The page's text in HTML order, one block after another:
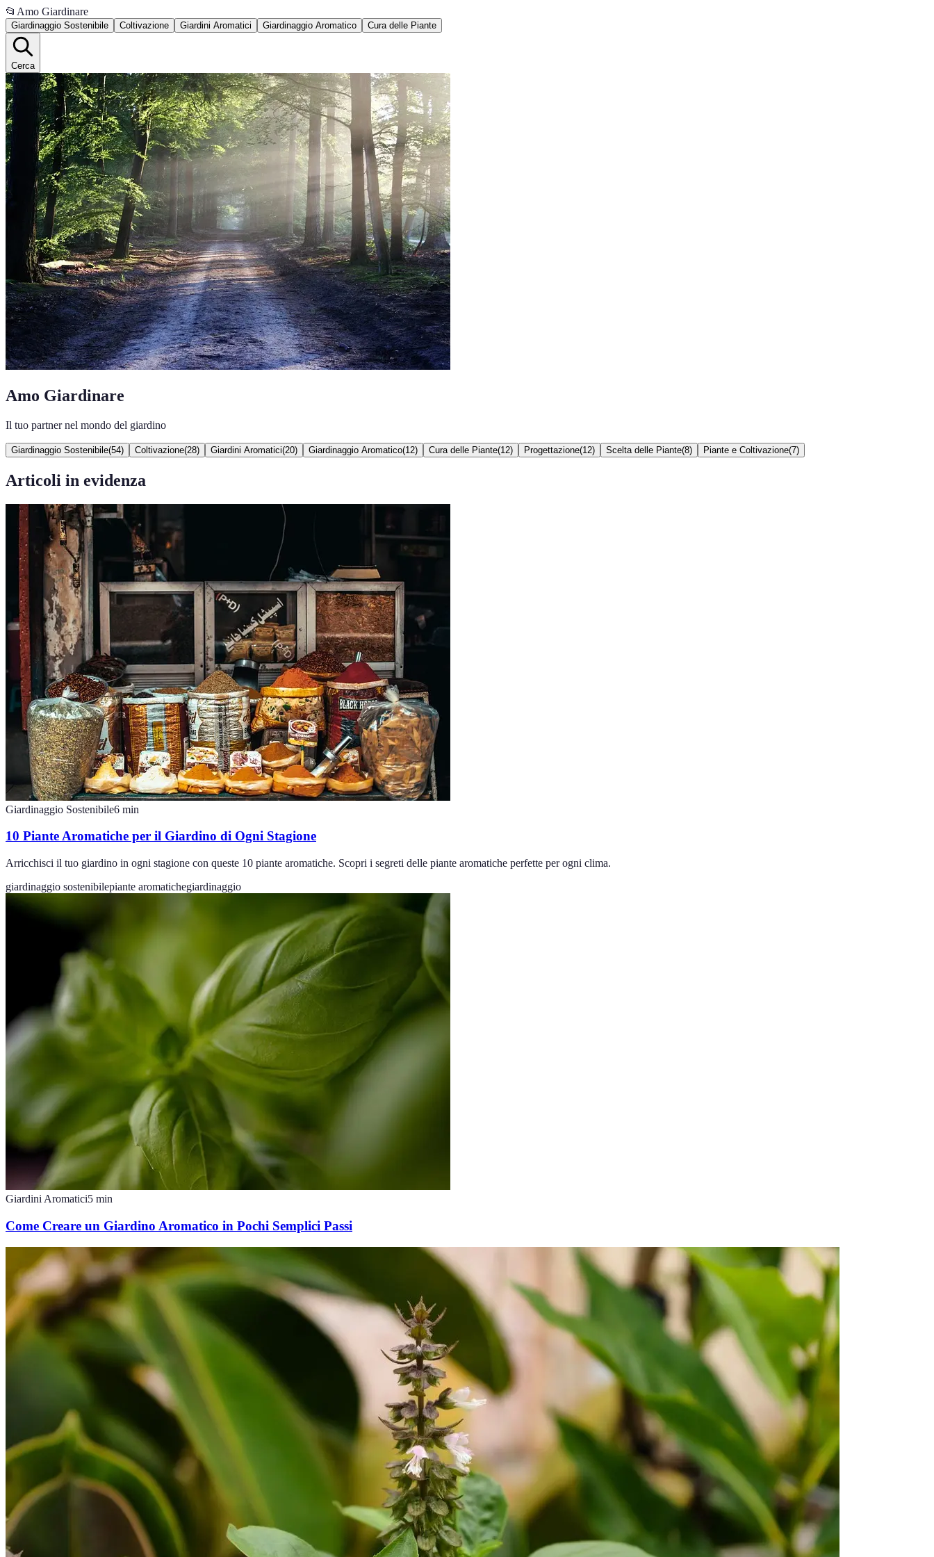
📂 Amo Giardinare
Giardinaggio Sostenibile Coltivazione Giardini Aromatici Giardinaggio Aromatico Cura delle Piante
Cerca
Amo Giardinare
Il tuo partner nel mondo del giardino
Giardinaggio Sostenibile(54) Coltivazione(28) Giardini Aromatici(20) Giardinaggio Aromatico(12) Cura delle Piante(12) Progettazione(12) Scelta delle Piante(8) Piante e Coltivazione(7)
Articoli in evidenza
Giardinaggio Sostenibile6 min
10 Piante Aromatiche per il Giardino di Ogni Stagione
Arricchisci il tuo giardino in ogni stagione con queste 10 piante aromatiche. Scopri i segreti delle piante aromatiche perfette per ogni clima.
giardinaggio sostenibilepiante aromatichegiardinaggio
Giardini Aromatici5 min
Come Creare un Giardino Aromatico in Pochi Semplici Passi